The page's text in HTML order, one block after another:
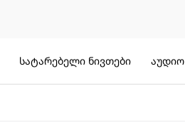
სატარებელი ნივთები აუდიო